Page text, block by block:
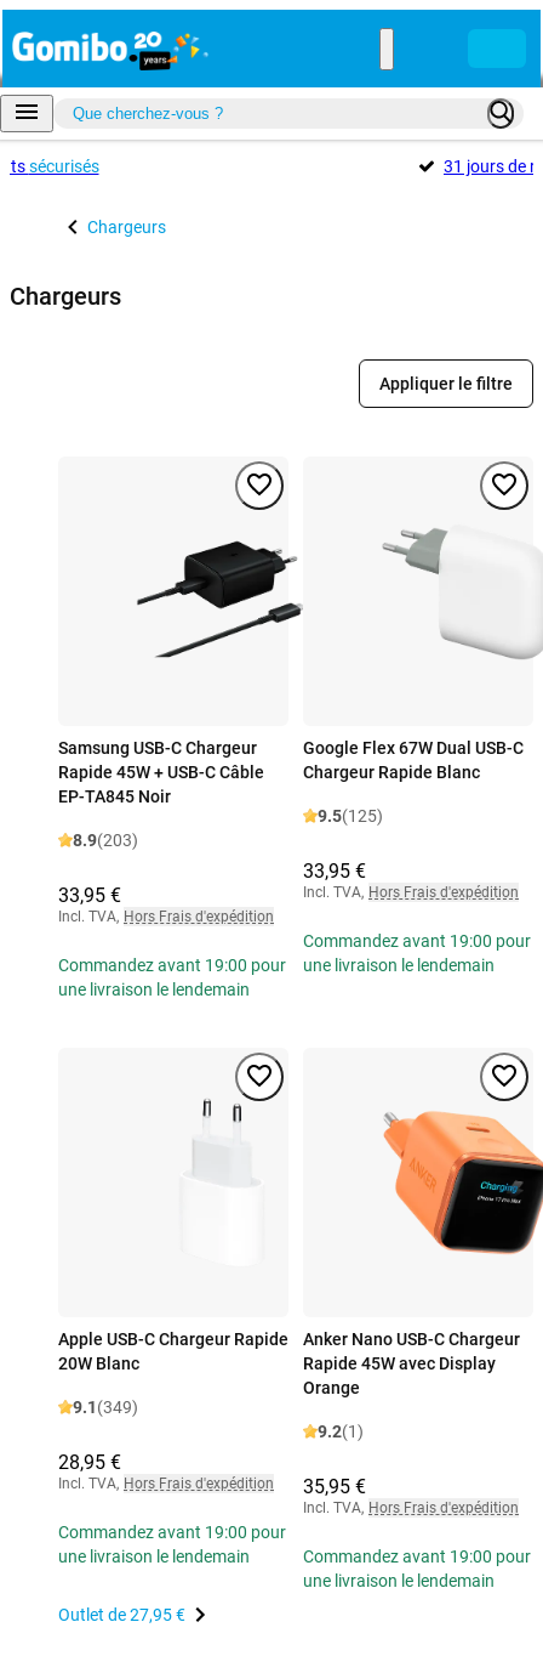
sécurisés 31 jours de
Chargeurs
Chargeurs
Appliquer le filtre
Samsung USB-C Chargeur
Rapide 45W + USB-C Câble
EP-TA845 Noir
8.9(203)
33,95 €
Incl. TVA, Hors Frais d'expédition
Commandez avant 19:00 pour
une livraison le lendemain
Google Flex 67W Dual USB-C
Chargeur Rapide Blanc
9.5(125)
33,95 €
Incl. TVA, Hors Frais d'expédition
Commandez avant 19:00 pour
une livraison le lendemain
Apple USB-C Chargeur Rapide
20W Blanc
9.1(349)
28,95 €
Incl. TVA, Hors Frais d'expédition
Commandez avant 19:00 pour
une livraison le lendemain
Outlet de27,95 €
Anker Nano USB-C Chargeur
Rapide 45W avec Display
Orange
9.2(1)
35,95 €
Incl. TVA, Hors Frais d'expédition
Commandez avant 19:00 pour
une livraison le lendemain